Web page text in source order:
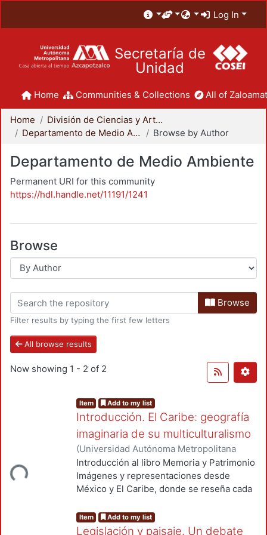
Log In
Secretaría de
Unidad
Home Communities & Collections All of
Home
División de Ciencias y Artes para el Diseño
Departamento de Medio Ambiente
Browse by Author
Departamento de Medio Ambiente
Permanent URI for this community
https://hdl.handle.net/11191/1241
Browse
Browse
Filter results by typing the first few letters
All browse results
Now showing 1 - 2 of 2
Item Add to my list
Introducción. El Caribe: geografía
imaginaria de su multiculturalismo
(Universidad Autónoma Metropolitana
(México).,2023 )Alonso Navarrete,
Armando
Introducción al libro Memoria y Patrimonio
Imágenes y representaciones desde
México y El Caribe, donde se reseña cada
en los cuales se destaca la importancia de
la transversalidad, multiculturalismo e
Item Add to my list
Legislación y paisaje. Un debate